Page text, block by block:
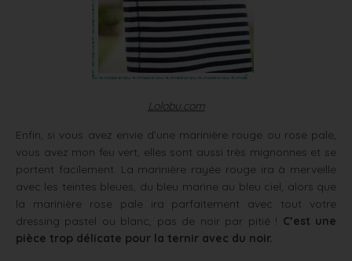
Lolobu.com
Enfin, si vous avez envie d’une marinière rouge ou rose pale,
vous avez mon feu vert, elles sont aussi très mignonnes et se
portent facilement. La marinière rayée rouge ira à merveille
avec les teintes bleues, du bleu marine au bleu ciel, alors que
la marinière rose pale ira parfaitement avec tout votre
dressing pastel ou blanc, pas de noir par pitié ! C’est une
pièce trop délicate pour la ternir avec du noir.